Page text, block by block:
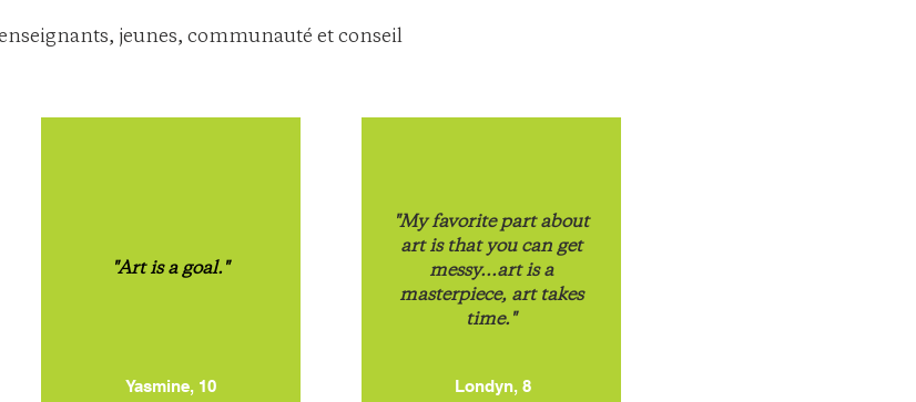
jeunes, communauté et conseil
"Art is a goal."
Yasmine, 10
"My favorite part about
art is that you can get
messy...art is a
masterpiece, art takes
time."
Londyn, 8